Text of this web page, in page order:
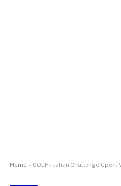
Home » GOLF -Italian Challenge Open: